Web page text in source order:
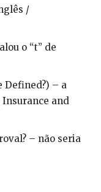
/
o “t” de
Defined?) – a
Insurance and
– não seria